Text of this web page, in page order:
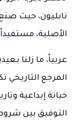
نابليون، حيث
الأصلية،
عربياً، ما زلنا
المرجع التاريخي
خيانة إبداعية
التوفيق بين